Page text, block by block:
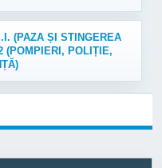
(PAZA ȘI STINGEREA
(POMPIERI, POLIȚIE,